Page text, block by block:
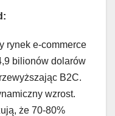
rynek e-commerce
bilionów dolarów
B2C.
wzrost.
że 70-80%